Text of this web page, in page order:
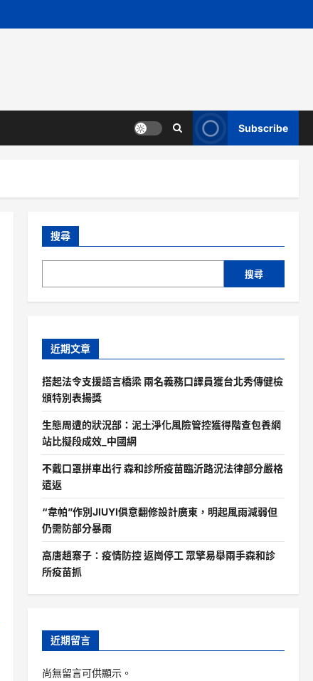
Subscribe
搜尋
搜尋
近期文章
搭起法令支援語言橋梁 兩名義務口譯員獲台北秀傳健檢
頒特別表揚獎
生態周遭的狀況部：泥土淨化風險管控獲得階查包養網
站比擬段成效_中國網
不戴口罩拼車出行 森和診所疫苗臨沂路況法律部分嚴格
遣返
“韋帕”作別JIUYI俱意翻修設計廣東，明起風雨減弱但
仍需防部分暴雨
高唐趙寨子：疫情防控 返崗停工 眾擎易舉兩手森和診
所疫苗抓
近期留言
尚無留言可供顯示。